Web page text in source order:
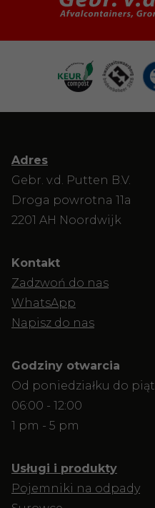
Adres
Gebr. v.d. Putten B.V.
Droga powrotna 11a
2201 AH Noordwijk
Kontakt
Zadzwoń do nas
WhatsApp
Napisz do nas
Godziny otwarcia
Od poniedziałku do
06:00 - 12:00
1 pm - 5 pm
Usługi i produkty
Pojemniki na odpady